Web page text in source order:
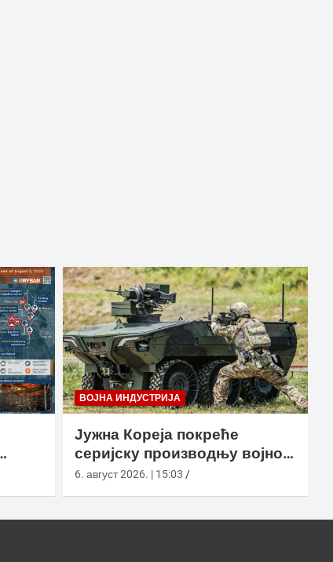
ВОЈНА ИНДУСТРИЈА
Јужна Кореја покреће
серијску производњу војног
робота Арион-СМЕТ
6. август 2026. | 15:03